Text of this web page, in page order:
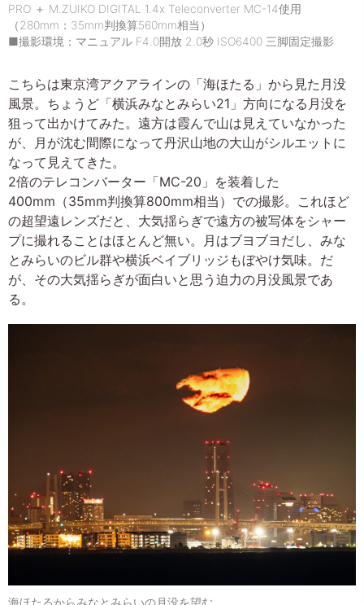
PRO ＋ M.ZUIKO DIGITAL 1.4x Teleconverter MC-14使用
（280mm：35mm判換算560mm相当）
■撮影環境：マニュアル F4.0開放 2.0秒 ISO6400 三脚固定撮影
こちらは東京湾アクアラインの「海ほたる」から見た月没
風景。ちょうど「横浜みなとみらい21」方向になる月没を
狙って出かけてみた。遠方は霞んで山は見えていなかった
が、月が沈む間際になって丹沢山地の大山がシルエットに
なって見えてきた。
2倍のテレコンバーター「MC-20」を装着した
400mm（35mm判換算800mm相当）での撮影。これほど
の超望遠レンズだと、大気揺らぎで遠方の被写体をシャー
プに撮れることはほとんど無い。月はブヨブヨだし、みな
とみらいのビル群や横浜ベイブリッジもぼやけ気味。だ
が、その大気揺らぎが面白いと思う迫力の月没風景であ
る。